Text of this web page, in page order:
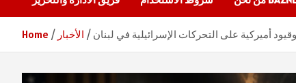
Home الأخبار أميركية على التحركات الإسرائيلية في لبنان